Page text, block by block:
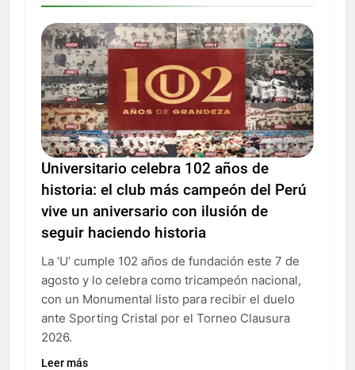
Universitario celebra 102 años de
historia: el club más campeón del Perú
vive un aniversario con ilusión de
seguir haciendo historia
La ‘U’ cumple 102 años de fundación este 7 de
agosto y lo celebra como tricampeón nacional,
con un Monumental listo para recibir el duelo
ante Sporting Cristal por el Torneo Clausura
2026.
Leer más